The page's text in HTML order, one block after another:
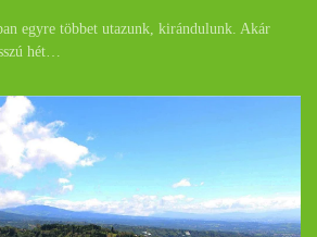
egyre többet utazunk, kirándulunk. Akár
hét…